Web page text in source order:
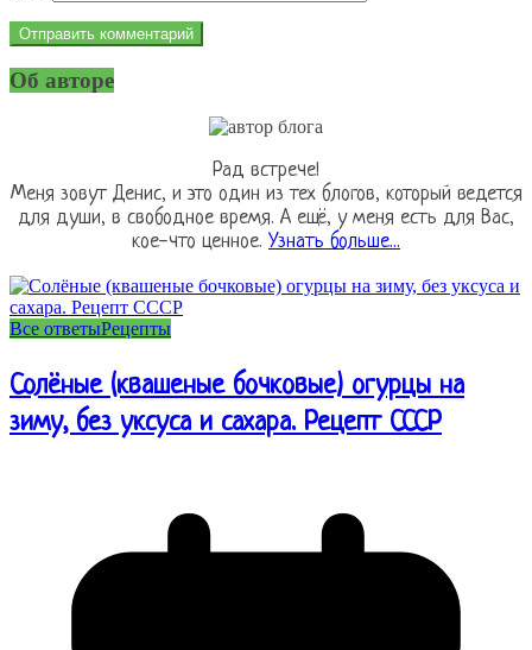
Об авторе
Рад встрече!
Меня зовут Денис, и это один из тех блогов, который ведется
для души, в свободное время. А ещё, у меня есть для Вас,
кое-что ценное. Узнать больше...
Все ответыРецепты
Солёные (квашеные бочковые) огурцы на
зиму, без уксуса и сахара. Рецепт СССР